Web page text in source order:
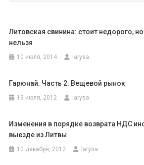
Литовская свинина: стоит недорого,
нельзя
10 июля, 2014 larysa
Гарюнай. Часть 2: Вещевой рынок
13 июля, 2012 larysa
Изменения в порядке возврата НДС
выезде из Литвы
10 декабря, 2012 larysa